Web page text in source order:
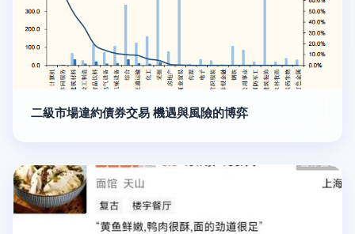
二級市場違約債券交易 機遇與風險的博弈